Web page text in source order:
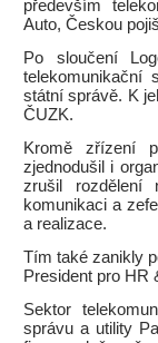
především
Auto, Českou
Po sloučení
telekomunikační
státní správě. K
ČUZK.
Kromě zřízení
zjednodušil i
zrušil rozdělení
komunikaci a
a realizace.
Tím také zanikly
President pro HR
Sektor
správu a utility